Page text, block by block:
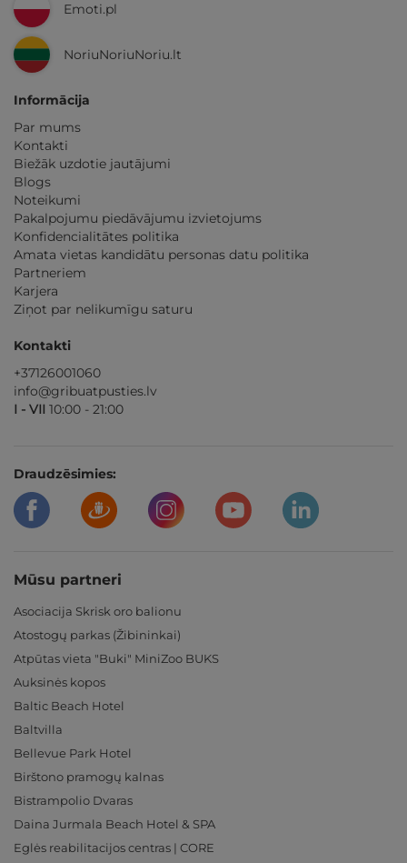
Emoti.pl
NoriuNoriuNoriu.lt
Informācija
Par mums
Kontakti
Biežāk uzdotie jautājumi
Blogs
Noteikumi
Pakalpojumu piedāvājumu izvietojums
Konfidencialitātes politika
Amata vietas kandidātu personas datu politika
Partneriem
Karjera
Ziņot par nelikumīgu saturu
Kontakti
+37126001060
info@gribuatpusties.lv
I - VII 10:00 - 21:00
Draudzēsimies:
Mūsu partneri
Asociacija Skrisk oro balionu
Atostogų parkas (Žibininkai)
Atpūtas vieta "Buki" MiniZoo BUKS
Auksinės kopos
Baltic Beach Hotel
Baltvilla
Bellevue Park Hotel
Birštono pramogų kalnas
Bistrampolio Dvaras
Daina Jurmala Beach Hotel & SPA
Eglės reabilitacijos centras | CORE